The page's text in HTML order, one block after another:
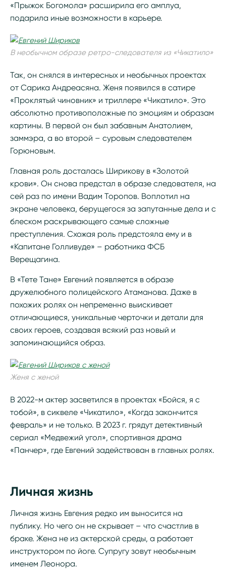
«Прыжок Богомола» расширила его амплуа,
подарила иные возможности в карьере.
В необычном образе ретро-следователя из «Чикатило»
Так, он снялся в интересных и необычных проектах
от Сарика Андреасяна. Женя появился в сатире
«Проклятый чиновник» и триллере «Чикатило». Это
абсолютно противоположные по эмоциям и образам
картины. В первой он был забавным Анатолием,
заммэра, а во второй – суровым следователем
Горюновым.
Главная роль досталась Ширикову в «Золотой
крови». Он снова предстал в образе следователя, на
сей раз по имени Вадим Торопов. Воплотил на
экране человека, берущегося за запутанные дела и с
блеском раскрывающего самые сложные
преступления. Схожая роль предстояла ему и в
«Капитане Голливуде» – работника ФСБ
Верещагина.
В «Тете Тане» Евгений появляется в образе
дружелюбного полицейского Атаманова. Даже в
похожих ролях он непременно выискивает
отличающиеся, уникальные черточки и детали для
своих героев, создавая всякий раз новый и
запоминающийся образ.
Женя с женой
В 2022-м актер засветился в проектах «Бойся, я с
тобой», в сиквеле «Чикатило», «Когда закончится
февраль» и не только. В 2023 г. грядут детективный
сериал «Медвежий угол», спортивная драма
«Панчер», где Евгений задействован в главных ролях.
Личная жизнь
Личная жизнь Евгения редко им выносится на
публику. Но чего он не скрывает – что счастлив в
браке. Жена не из актерской среды, а работает
инструктором по йоге. Супругу зовут необычным
именем Леонора.